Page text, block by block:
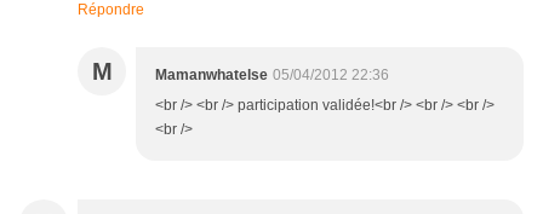
Répondre
M Mamanwhatelse 05/04/2012 22:36
<br /> <br /> participation validée!<br /> <br /> <br />
<br />